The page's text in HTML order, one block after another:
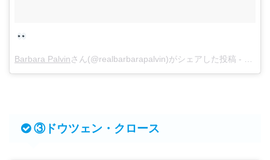
Barbara Palvinさん(@realbarbarapalvin)がシェアした投稿 - 1月
③ドウツェン・クロース